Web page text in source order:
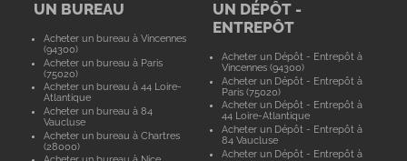
UN BUREAU
Acheter un bureau à Vincennes
(94300)
Acheter un bureau à Paris
(75020)
Acheter un bureau à 44 Loire-
Atlantique
Acheter un bureau à 84
Vaucluse
Acheter un bureau à Chartres
(28000)
UN DÉPÔT -
ENTREPÔT
Acheter un Dépôt - Entrepôt à
Vincennes (94300)
Acheter un Dépôt - Entrepôt à
Paris (75020)
Acheter un Dépôt - Entrepôt à
44 Loire-Atlantique
Acheter un Dépôt - Entrepôt à
84 Vaucluse
Acheter un Dépôt - Entrepôt à